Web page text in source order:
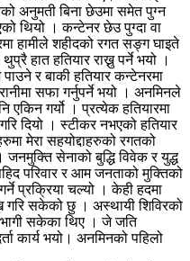
अनुमती बिना छेउमा समेत पुग्न
थियो । कन्टेनर छेउ पुग्दा वा
हामीले शहीदको रगत सङ्ग घाइते
हात हतियार राख्नु पर्ने भयो ।
पाउने र बाकी हतियार कन्टेनरमा
सफा गर्नुपर्ने भयो । अनमिनले
एकिन गर्यो । प्रत्येक हतियारमा
दियो । स्टीकर नभएको हतियार
मेरा सहयोद्दाहरुको रगतको
सेनाको बुद्धि विवेक र युद्ध
परिवार र आम जनताको मुक्तिको
प्रक्रिया चल्यो । केही हदमा
सकेको छु । अस्थायी शिविरको
भागी सकेका थिए । जे जति
कार्य भयो। अनमिनको पहिलो